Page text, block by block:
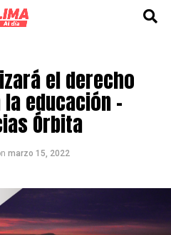
el derecho
educación –
Órbita
marzo 15, 2022